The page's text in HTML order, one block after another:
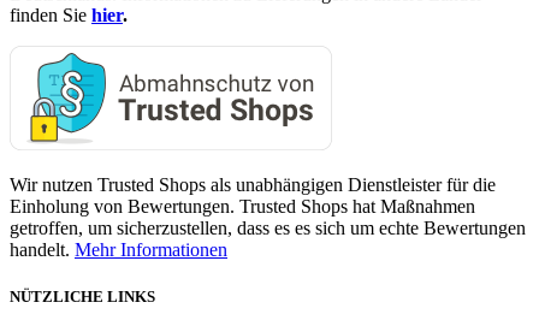
finden Sie hier.
Wir nutzen Trusted Shops als unabhängigen Dienstleister für die
Einholung von Bewertungen. Trusted Shops hat Maßnahmen
getroffen, um sicherzustellen, dass es es sich um echte Bewertungen
handelt. Mehr Informationen
NÜTZLICHE LINKS